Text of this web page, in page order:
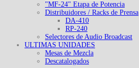
"MF-24" Etapa de Potencia
Distribuidores / Racks de Prensa
DA-410
RP-240
Selectores de Audio Broadcast
ULTIMAS UNIDADES
Mesas de Mezcla
Descatalogados